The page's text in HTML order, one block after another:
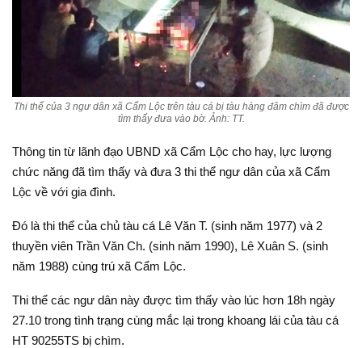
Thi thể của 3 ngư dân xã Cẩm Lộc trên tàu cá bị tàu hàng đâm chìm đã được
tìm thấy đưa vào bờ. Ảnh: TT.
Thông tin từ lãnh đạo UBND xã Cẩm Lộc cho hay, lực lượng
chức năng đã tìm thấy và đưa 3 thi thể ngư dân của xã Cẩm
Lộc về với gia đình.
Đó là thi thể của chủ tàu cá Lê Văn T. (sinh năm 1977) và 2
thuyền viên Trần Văn Ch. (sinh năm 1990), Lê Xuân S. (sinh
năm 1988) cùng trú xã Cẩm Lộc.
Thi thể các ngư dân này được tìm thấy vào lúc hơn 18h ngày
27.10 trong tình trạng cùng mắc lại trong khoang lái của tàu cá
HT 90255TS bị chìm.